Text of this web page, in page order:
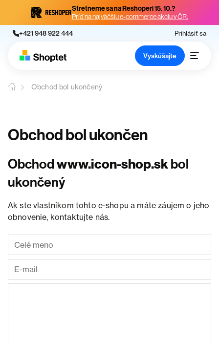
Stretneme sa na Reshoperi 15. 10.?
Príď na najväčšiu e-commerce akciu v ČR.
+421 948 922 444 Prihlásiť sa
Vyskúšajte
Obchod bol ukončený
Obchod bol ukončen
Obchodwww.icon-shop.skbol
ukončený
Ak ste vlastníkom tohto e-shopu a máte záujem o jeho
obnovenie, kontaktujte nás.